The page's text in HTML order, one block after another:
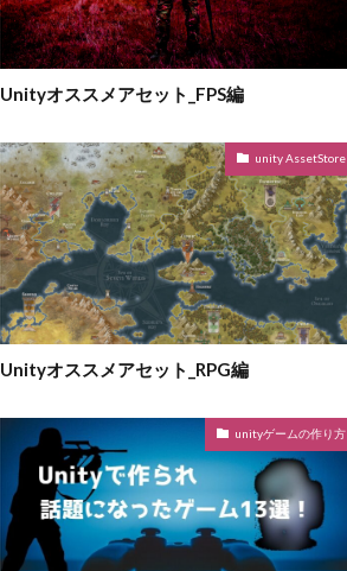
Unityオススメアセット_FPS編
unity AssetStore
Unityオススメアセット_RPG編
unityゲームの作り方